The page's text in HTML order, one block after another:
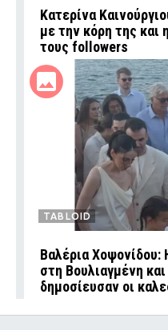
Κατερίνα
με την κόρη της και
τους followers
TABLOID
Βαλέρια Χοψονίδου:
στη Βουλιαγμένη
δημοσίευσαν οι